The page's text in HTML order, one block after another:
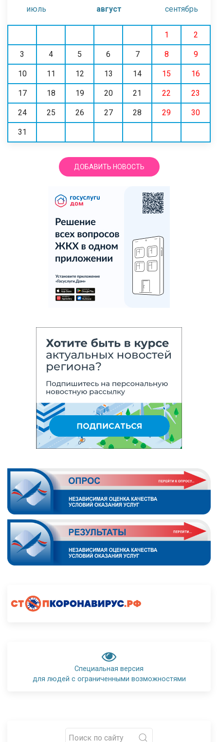
июль август сентябрь
1 2
3 4 5 6 7 8 9
10 11 12 13 14 15 16
17 18 19 20 21 22 23
24 25 26 27 28 29 30
31
ДОБАВИТЬ НОВОСТЬ
Специальная версия
для людей с ограниченными возможностями